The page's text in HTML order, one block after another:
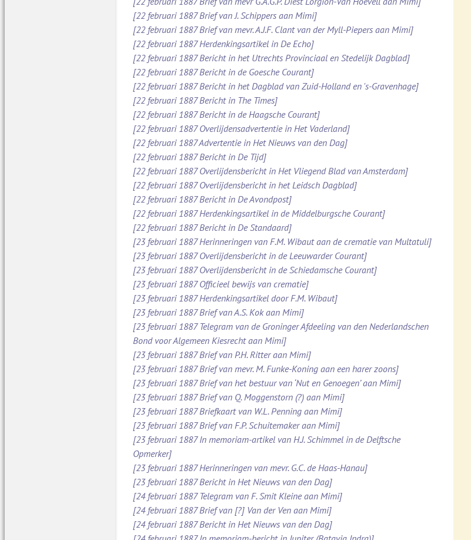
[22 februari 1887 Brief van J. Schippers aan Mimi]
[22 februari 1887 Brief van mevr. A.J.F. Clant van der Myll-Piepers aan Mimi]
[22 februari 1887 Herdenkingsartikel in De Echo]
[22 februari 1887 Bericht in het Utrechts Provinciaal en Stedelijk Dagblad]
[22 februari 1887 Bericht in de Goesche Courant]
[22 februari 1887 Bericht in het Dagblad van Zuid-Holland en 's-Gravenhage]
[22 februari 1887 Bericht in The Times]
[22 februari 1887 Bericht in de Haagsche Courant]
[22 februari 1887 Overlijdensadvertentie in Het Vaderland]
[22 februari 1887 Advertentie in Het Nieuws van den Dag]
[22 februari 1887 Bericht in De Tijd]
[22 februari 1887 Overlijdensbericht in Het Vliegend Blad van Amsterdam]
[22 februari 1887 Overlijdensbericht in het Leidsch Dagblad]
[22 februari 1887 Bericht in De Avondpost]
[22 februari 1887 Herdenkingsartikel in de Middelburgsche Courant]
[22 februari 1887 Bericht in De Standaard]
[23 februari 1887 Herinneringen van F.M. Wibaut aan de crematie van Multatuli]
[23 februari 1887 Overlijdensbericht in de Leeuwarder Courant]
[23 februari 1887 Overlijdensbericht in de Schiedamsche Courant]
[23 februari 1887 Officieel bewijs van crematie]
[23 februari 1887 Herdenkingsartikel door F.M. Wibaut]
[23 februari 1887 Brief van A.S. Kok aan Mimi]
[23 februari 1887 Telegram van de Groninger Afdeeling van den Nederlandschen
Bond voor Algemeen Kiesrecht aan Mimi]
[23 februari 1887 Brief van P.H. Ritter aan Mimi]
[23 februari 1887 Brief van mevr. M. Funke-Koning aan een harer zoons]
[23 februari 1887 Brief van het bestuur van ‘Nut en Genoegen’ aan Mimi]
[23 februari 1887 Brief van Q. Moggenstorn (?) aan Mimi]
[23 februari 1887 Briefkaart van W.L. Penning aan Mimi]
[23 februari 1887 Brief van F.P. Schuitemaker aan Mimi]
[23 februari 1887 In memoriam-artikel van H.J. Schimmel in de Delftsche
Opmerker]
[23 februari 1887 Herinneringen van mevr. G.C. de Haas-Hanau]
[23 februari 1887 Bericht in Het Nieuws van den Dag]
[24 februari 1887 Telegram van F. Smit Kleine aan Mimi]
[24 februari 1887 Brief van [?] Van der Ven aan Mimi]
[24 februari 1887 Bericht in Het Nieuws van den Dag]